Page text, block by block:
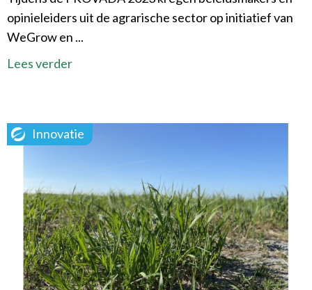
opinieleiders uit de agrarische sector op initiatief van
WeGrow en ...
Lees verder
Innovatie